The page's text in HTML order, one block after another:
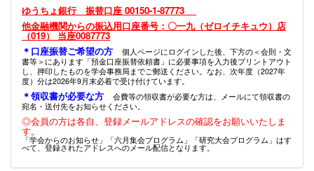
ゆうちょ銀行 振替口座 00150-1-87773
他金融機関からの振込用口座番号：〇一九（ゼロイチキュウ）店
（019） 当座0087773
＊口座振替ご希望の方
個人ページにログインした後、下方の＜会則・文
書等＞にあります「預金口座振替依頼書」に必要事項を入力後プリントアウト
し、押印したものを学会事務局までご郵送ください。なお、次年度（2027年
度）分は2026年9月末必着で受け付けています。
＊領収書が必要な方
会費等の領収書が必要な方は、メールにて領収書の
宛名・送付先をお知らせください。
◎会員の方は各自、登録メールアドレスの確認をお願いいたしま
す。
「学会からのお知らせ」「六月集会プログラム」「研究大会プログラム」はす
べて、登録されたアドレスへのメール配信となります。